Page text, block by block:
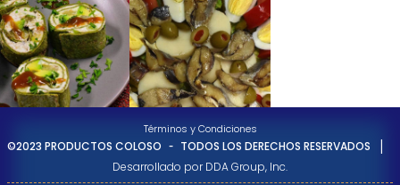
Términos y Condiciones
©2023 PRODUCTOS COLOSO - TODOS LOS DERECHOS RESERVADOS |
Desarrollado por DDA Group, Inc.